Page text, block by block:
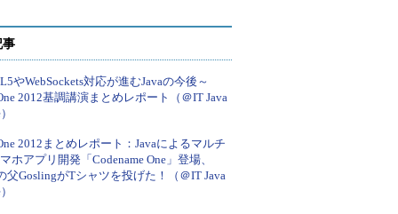
事
やWebSockets対応が進むJavaの今後～
2012基調講演まとめレポート（＠IT Java
2012まとめレポート：Javaによるマルチ
ホアプリ開発「Codename One」登場、
父GoslingがTシャツを投げた！（＠IT Java